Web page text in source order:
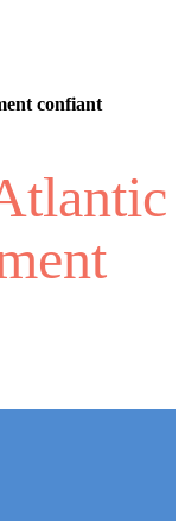
confiant